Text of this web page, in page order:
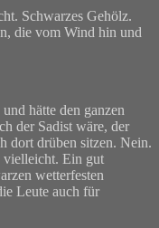
Schwarzes Gehölz.
die vom Wind hin und
hätte den ganzen
der Sadist wäre, der
dort drüben sitzen. Nein.
vielleicht. Ein gut
wetterfesten
Leute auch für